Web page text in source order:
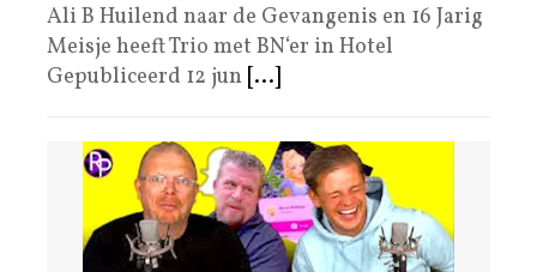
Ali B Huilend naar de Gevangenis en 16 Jarig
Meisje heeft Trio met BN‘er in Hotel
Gepubliceerd 12 jun [...]